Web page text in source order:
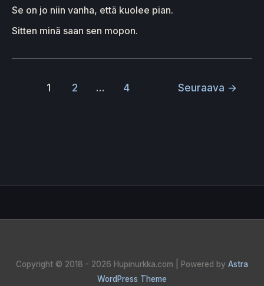
Se on jo niin vanha, että kuolee pian.
Sitten minä saan sen mopon.
1 2 … 4 Seuraava →
Copyright © 2018 - 2026 Hupinurkka.com | Powered by Astra
WordPress Theme